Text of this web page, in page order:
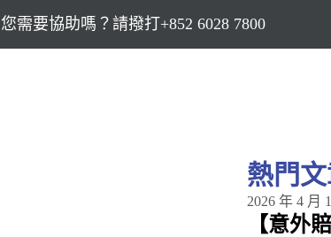
您需要協助嗎？請撥打+852 6028 7800
熱門
2026 年 4 月
【意外